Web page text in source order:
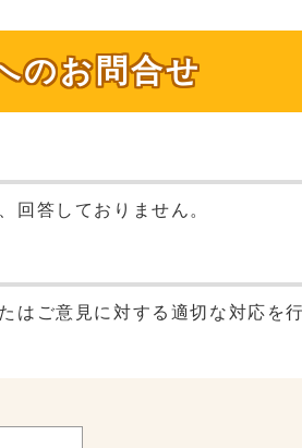
のお問合せ
回答しておりません。
ご意見に対する適切な対応を